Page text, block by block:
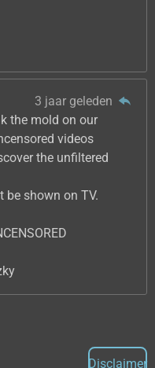
3 jaar geleden
the mold on our
videos
the unfiltered
shown on TV.
Disclaimer